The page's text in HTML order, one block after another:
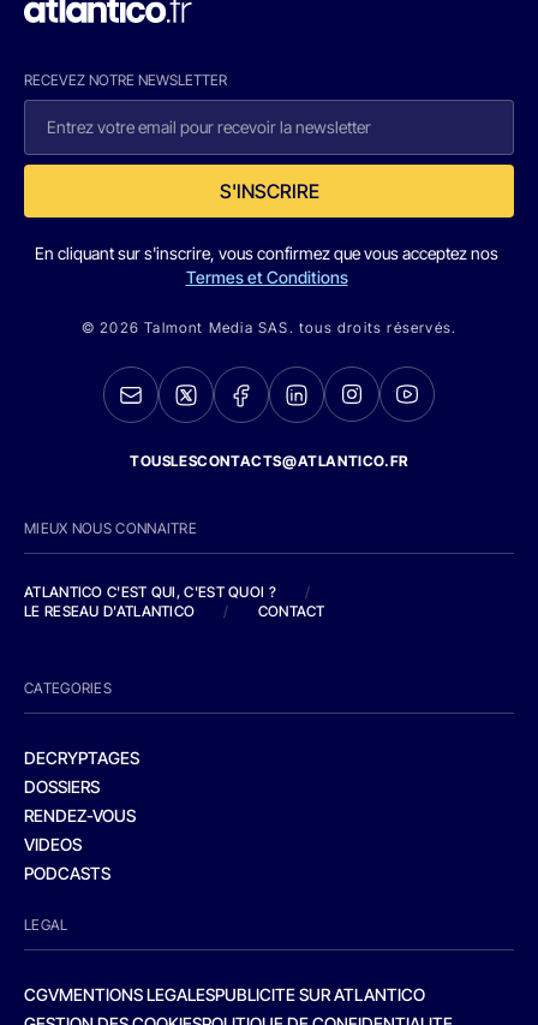
RECEVEZ NOTRE NEWSLETTER
S'INSCRIRE
En cliquant sur s'inscrire, vous confirmez que vous acceptez nos
Termes et Conditions
© 2026 Talmont Media SAS. tous droits réservés.
TOUSLESCONTACTS@ATLANTICO.FR
MIEUX NOUS CONNAITRE
ATLANTICO C'EST QUI, C'EST QUOI ?
/
LE RESEAU D'ATLANTICO
/ CONTACT
CATEGORIES
DECRYPTAGES
DOSSIERS
RENDEZ-VOUS
VIDEOS
PODCASTS
LEGAL
CGVMENTIONS LEGALESPUBLICITE SUR ATLANTICO